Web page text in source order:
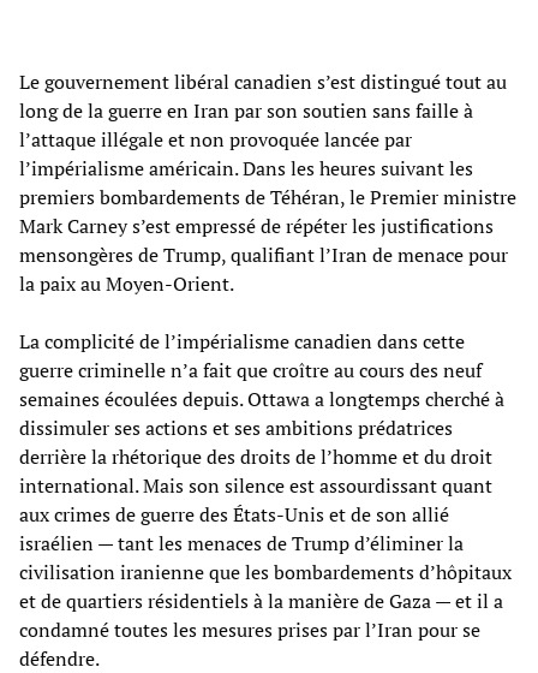
Le gouvernement libéral canadien s’est distingué tout au
long de la guerre en Iran par son soutien sans faille à
l’attaque illégale et non provoquée lancée par
l’impérialisme américain. Dans les heures suivant les
premiers bombardements de Téhéran, le Premier ministre
Mark Carney s’est empressé de répéter les justifications
mensongères de Trump, qualifiant l’Iran de menace pour
la paix au Moyen-Orient.
La complicité de l’impérialisme canadien dans cette
guerre criminelle n’a fait que croître au cours des neuf
semaines écoulées depuis. Ottawa a longtemps cherché à
dissimuler ses actions et ses ambitions prédatrices
derrière la rhétorique des droits de l’homme et du droit
international. Mais son silence est assourdissant quant
aux crimes de guerre des États-Unis et de son allié
israélien — tant les menaces de Trump d’éliminer la
civilisation iranienne que les bombardements d’hôpitaux
et de quartiers résidentiels à la manière de Gaza — et il a
condamné toutes les mesures prises par l’Iran pour se
défendre.